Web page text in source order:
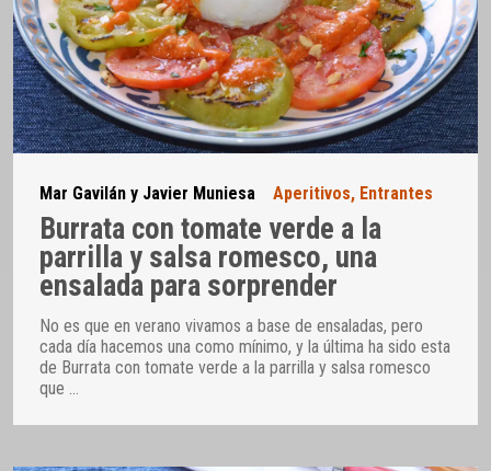
Mar Gavilán y Javier Muniesa Aperitivos, Entrantes
Burrata con tomate verde a la
parrilla y salsa romesco, una
ensalada para sorprender
No es que en verano vivamos a base de ensaladas, pero
cada día hacemos una como mínimo, y la última ha sido esta
de Burrata con tomate verde a la parrilla y salsa romesco
que …